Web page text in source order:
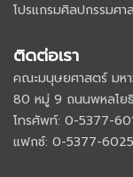
โปรแกรมศิลปกรรมศา
ติดต่อเรา
คณะมนุษยศาสตร์ มหา
80 หมู่ 9 ถนนพหลโยธิ
โทรศัพท์: 0-5377-
แฟกซ์: 0-5377-6025